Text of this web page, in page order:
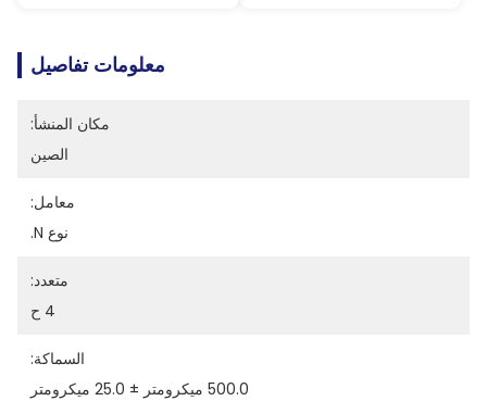
معلومات تفاصيل
مكان المنشأ:
الصين
معامل:
نوع N.
متعدد:
4 ح
السماكة:
500.0 ميكرومتر ± 25.0 ميكرومتر